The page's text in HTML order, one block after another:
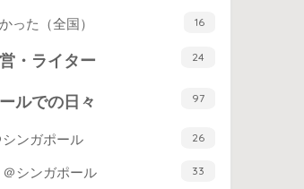
った（全国） 16
・ライター 24
ルでの日々 97
ンガポール 26
シンガポール 33